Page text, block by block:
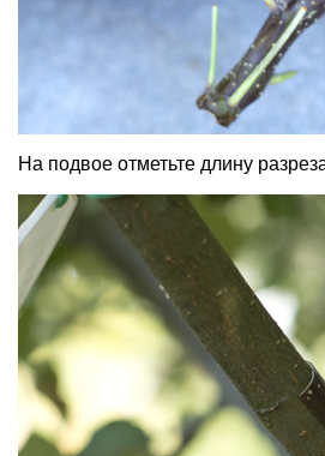
На подвое отметьте длину